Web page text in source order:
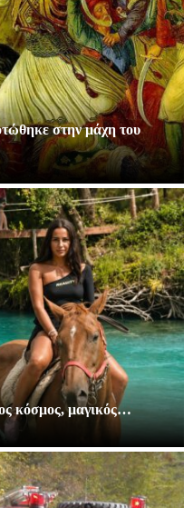
στην μάχη του
κόσμος, μαγικός…